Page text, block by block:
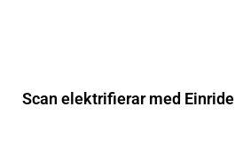
Scan elektrifierar med Einride